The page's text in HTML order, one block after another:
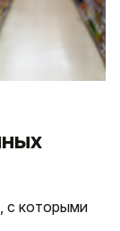
с которыми